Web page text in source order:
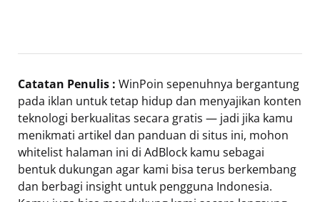
Catatan Penulis : WinPoin sepenuhnya bergantung
pada iklan untuk tetap hidup dan menyajikan konten
teknologi berkualitas secara gratis — jadi jika kamu
menikmati artikel dan panduan di situs ini, mohon
whitelist halaman ini di AdBlock kamu sebagai
bentuk dukungan agar kami bisa terus berkembang
dan berbagi insight untuk pengguna Indonesia.